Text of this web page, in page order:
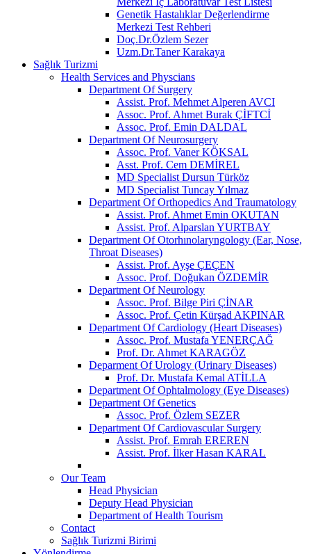
Genetik Hastalıklar Değerlendirme
Merkezi Test Rehberi
Doç.Dr.Özlem Sezer
Uzm.Dr.Taner Karakaya
Sağlık Turizmi
Health Services and Physcians
Department Of Surgery
Assist. Prof. Mehmet Alperen AVCI
Assoc. Prof. Ahmet Burak ÇİFTCİ
Assoc. Prof. Emin DALDAL
Department Of Neurosurgery
Assoc. Prof. Vaner KÖKSAL
Asst. Prof. Cem DEMİREL
MD Specialist Dursun Türköz
MD Specialist Tuncay Yılmaz
Department Of Orthopedics And Traumatology
Assist. Prof. Ahmet Emin OKUTAN
Assist. Prof. Alparslan YURTBAY
Department Of Otorhınolaryngology (Ear, Nose,
Throat Diseases)
Assist. Prof. Ayşe ÇEÇEN
Assoc. Prof. Doğukan ÖZDEMİR
Department Of Neurology
Assoc. Prof. Bilge Piri ÇİNAR
Assoc. Prof. Çetin Kürşad AKPINAR
Department Of Cardiology (Heart Diseases)
Assoc. Prof. Mustafa YENERÇAĞ
Prof. Dr. Ahmet KARAGÖZ
Deparment Of Urology (Urinary Diseases)
Prof. Dr. Mustafa Kemal ATİLLA
Department Of Ophtalmology (Eye Diseases)
Department Of Genetics
Assoc. Prof. Özlem SEZER
Department Of Cardiovascular Surgery
Assist. Prof. Emrah EREREN
Assist. Prof. İlker Hasan KARAL
Our Team
Head Physician
Deputy Head Physician
Department of Health Tourism
Contact
Sağlık Turizmi Birimi